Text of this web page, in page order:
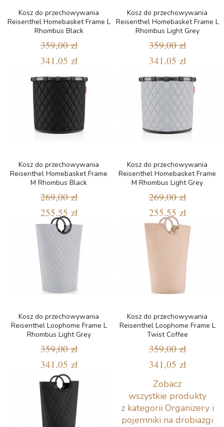
Kosz do przechowywania
Reisenthel Homebasket Frame L
Rhombus Black
359,00 zł
341,05 zł
Kosz do przechowywania
Reisenthel Homebasket Frame L
Rhombus Light Grey
359,00 zł
341,05 zł
Kosz do przechowywania
Reisenthel Homebasket Frame
M Rhombus Black
269,00 zł
255,55 zł
Kosz do przechowywania
Reisenthel Homebasket Frame
M Rhombus Light Grey
269,00 zł
255,55 zł
Kosz do przechowywania
Reisenthel Loophome Frame L
Rhombus Light Grey
359,00 zł
341,05 zł
Kosz do przechowywania
Reisenthel Loophome Frame L
Twist Coffee
359,00 zł
341,05 zł
Zobacz
wszystkie produkty
z kategorii Organizery i
pojemniki na drobiazgi